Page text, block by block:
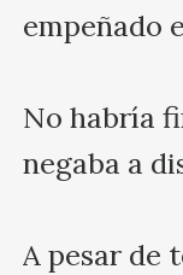
empeñado
No habría
negaba a
A pesar de